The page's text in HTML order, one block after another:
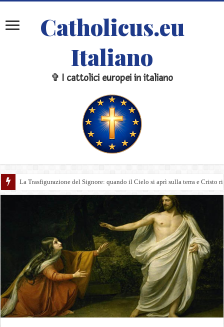
Catholicus.eu
Italiano
✞ I cattolici europei in italiano
La Trasfigurazione del Signore: quando il Cielo si aprì sulla terra e Cristo